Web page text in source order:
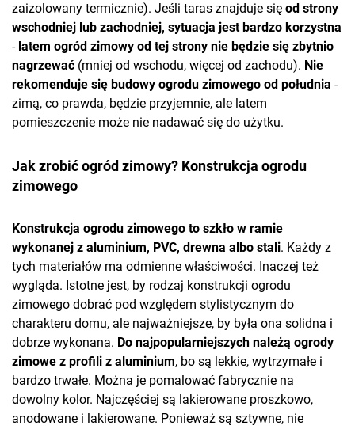
zaizolowany termicznie). Jeśli taras znajduje się od strony
wschodniej lub zachodniej, sytuacja jest bardzo korzystna
- latem ogród zimowy od tej strony nie będzie się zbytnio
nagrzewać (mniej od wschodu, więcej od zachodu). Nie
rekomenduje się budowy ogrodu zimowego od południa -
zimą, co prawda, będzie przyjemnie, ale latem
pomieszczenie może nie nadawać się do użytku.
Jak zrobić ogród zimowy? Konstrukcja ogrodu
zimowego
Konstrukcja ogrodu zimowego to szkło w ramie
wykonanej z aluminium, PVC, drewna albo stali. Każdy z
tych materiałów ma odmienne właściwości. Inaczej też
wygląda. Istotne jest, by rodzaj konstrukcji ogrodu
zimowego dobrać pod względem stylistycznym do
charakteru domu, ale najważniejsze, by była ona solidna i
dobrze wykonana. Do najpopularniejszych należą ogrody
zimowe z profili z aluminium, bo są lekkie, wytrzymałe i
bardzo trwałe. Można je pomalować fabrycznie na
dowolny kolor. Najczęściej są lakierowane proszkowo,
anodowane i lakierowane. Ponieważ są sztywne, nie